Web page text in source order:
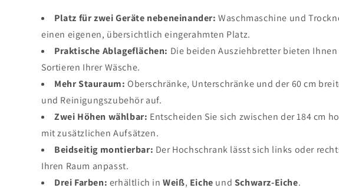
Platz für zwei Geräte nebeneinander: Waschmaschine und
einen eigenen, übersichtlich eingerahmten Platz.
Praktische Ablageflächen: Die beiden Ausziehbretter bieten
Sortieren Ihrer Wäsche.
Mehr Stauraum: Oberschränke, Unterschränke und der 60 cm
und Reinigungszubehör auf.
Zwei Höhen wählbar: Entscheiden Sie sich zwischen der 184 cm
mit zusätzlichen Aufsätzen.
Beidseitig montierbar: Der Hochschrank lässt sich links oder
Ihren Raum anpasst.
Drei Farben: erhältlich inWeiß, Eiche und Schwarz-Eiche.